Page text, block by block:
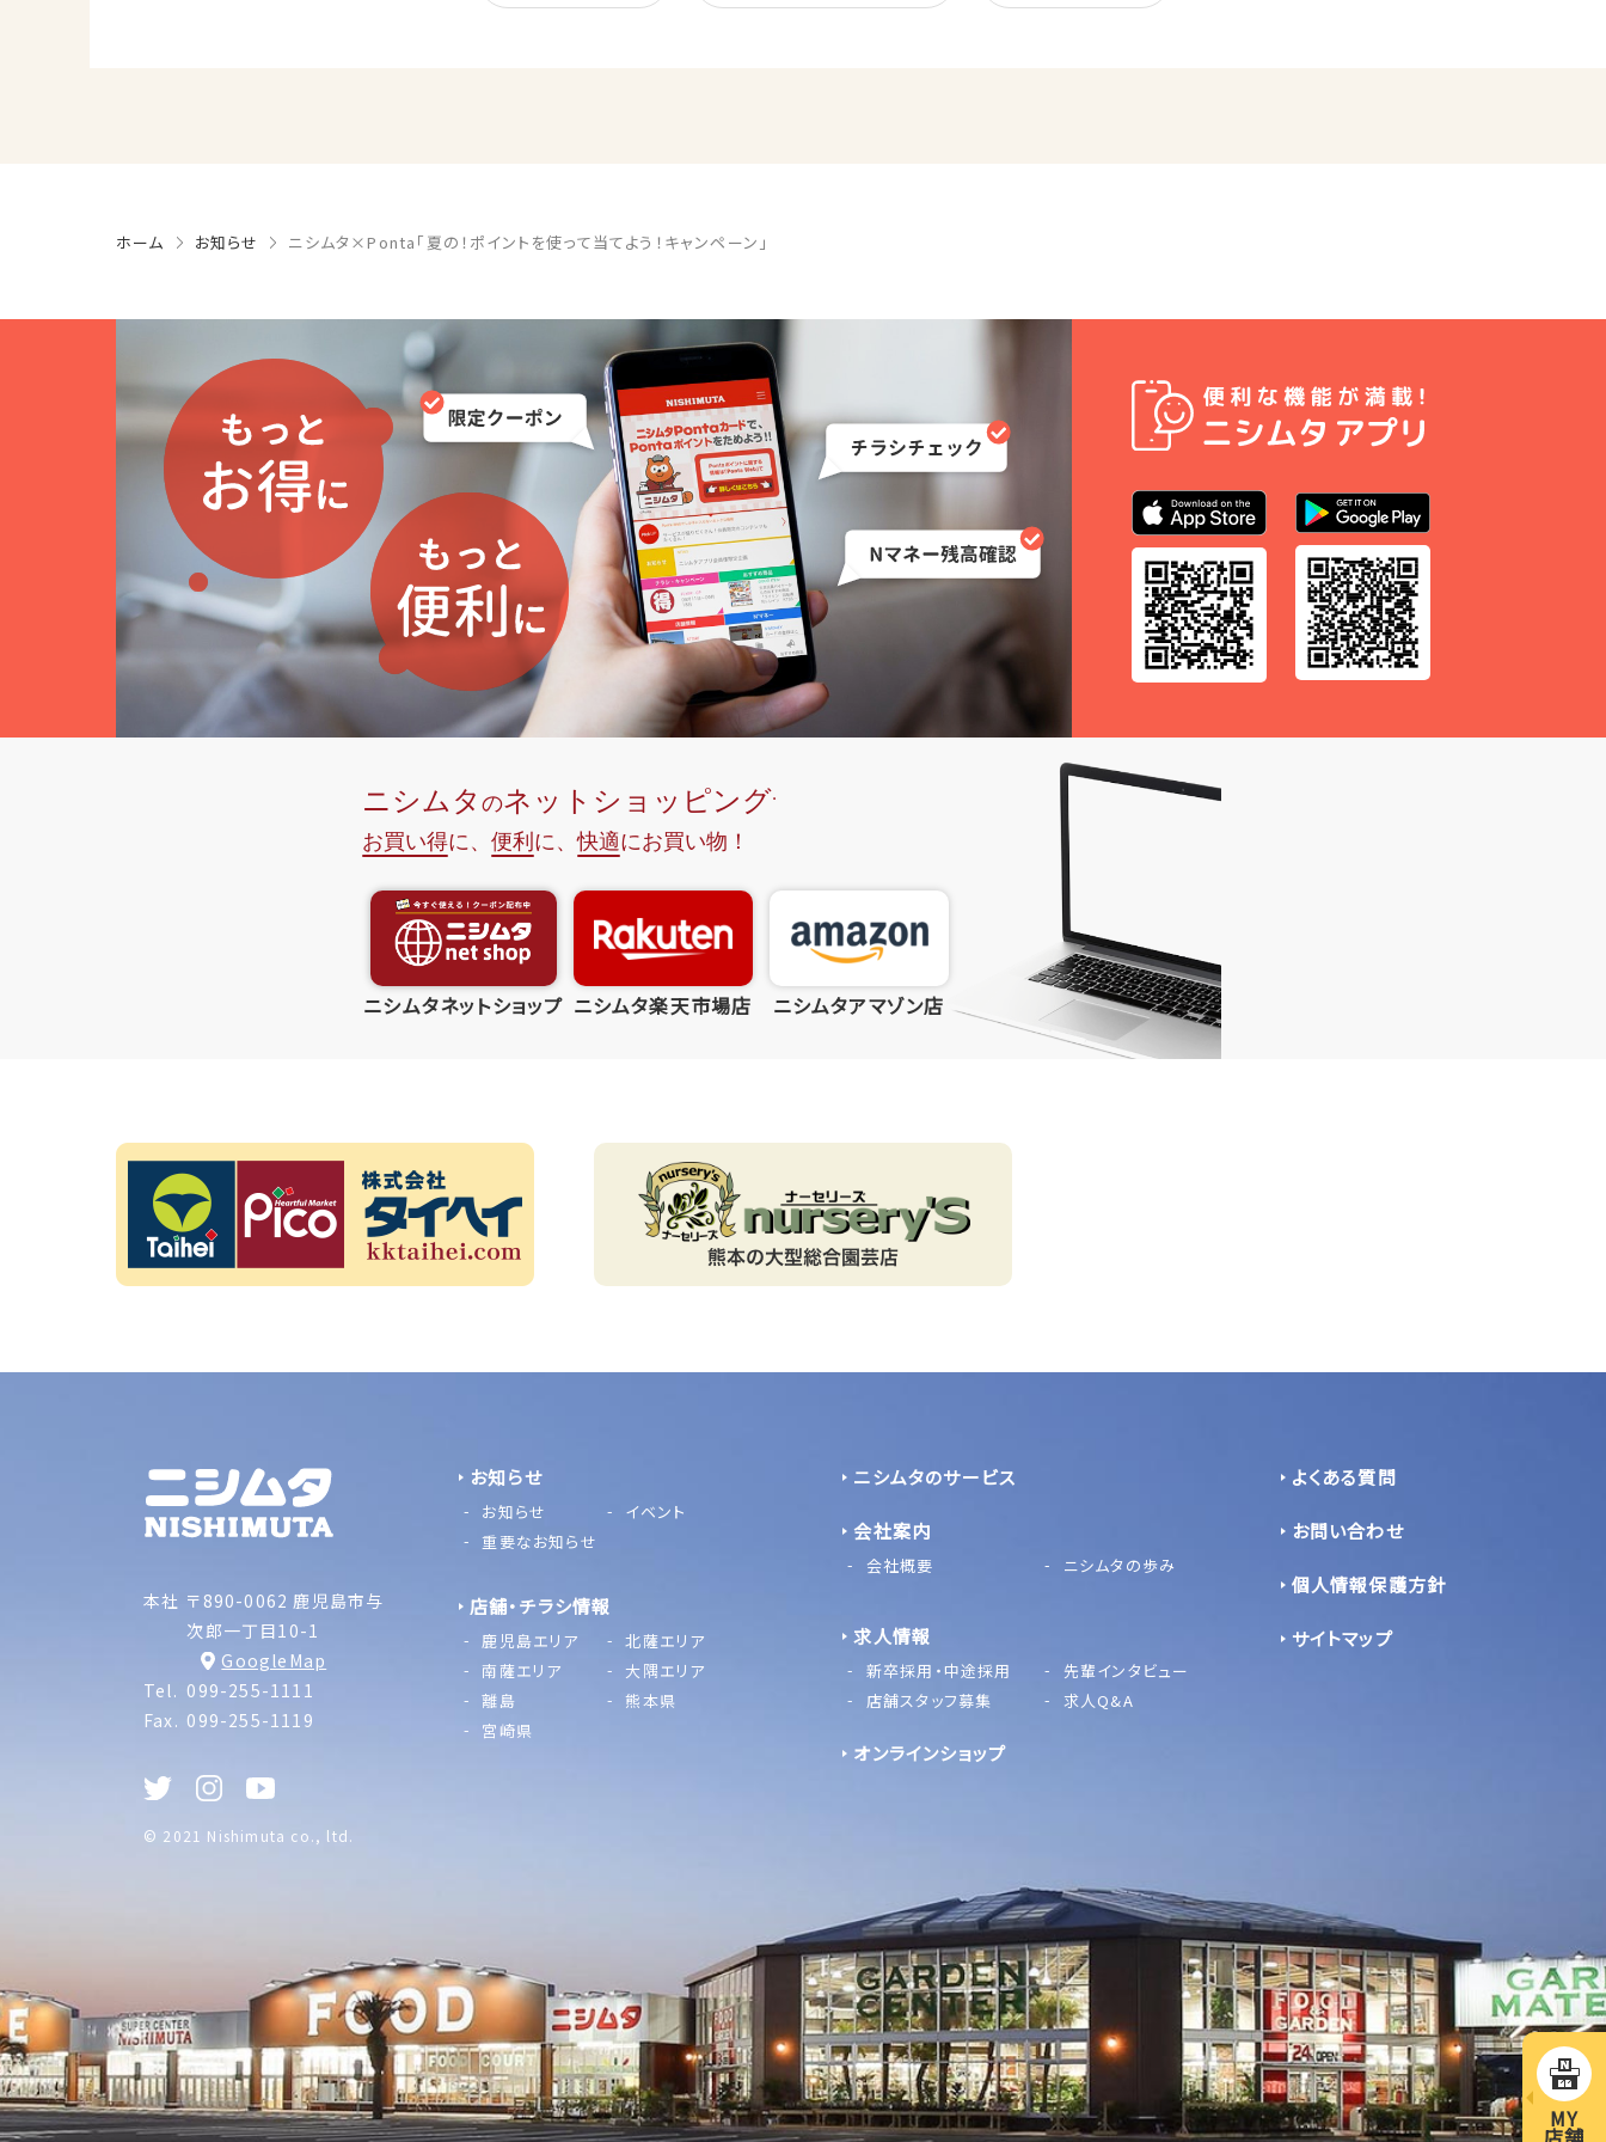
ホーム お知らせ ニシムタ×Ponta「夏の！ポイントを使って当てよう！キャンペーン」
ニシムタネットショップ ニシムタ楽天市場店 ニシムタアマゾン店
本社 〒890-0062 鹿児島市与
次郎一丁目10-1
GoogleMap
Tel. 099-255-1111
Fax. 099-255-1119
お知らせ
お知らせ
イベント
重要なお知らせ
店舗・チラシ情報
鹿児島エリア
北薩エリア
南薩エリア
大隅エリア
離島
熊本県
宮崎県
ニシムタのサービス
会社案内
会社概要 ニシムタの歩み
求人情報
新卒採用・中途採用
先輩インタビュー
店舗スタッフ募集
求人Q&A
オンラインショップ
よくある質問
お問い合わせ
個人情報保護方針
サイトマップ
© 2021 Nishimuta co., ltd.
MY